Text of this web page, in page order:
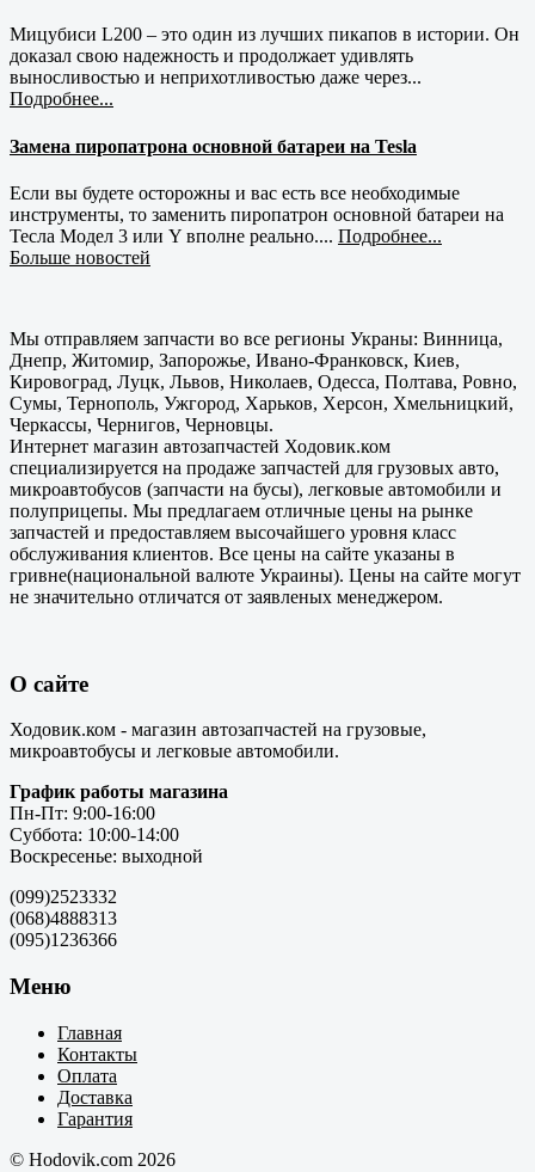
Мицубиси L200 – это один из лучших пикапов в истории. Он
доказал свою надежность и продолжает удивлять
выносливостью и неприхотливостью даже через...
Подробнее...
Замена пиропатрона основной батареи на Tesla
Если вы будете осторожны и вас есть все необходимые
инструменты, то заменить пиропатрон основной батареи на
Тесла Модел 3 или Y вполне реально.... Подробнее...
Больше новостей
Мы отправляем запчасти во все регионы Украны: Винница,
Днепр, Житомир, Запорожье, Ивано-Франковск, Киев,
Кировоград, Луцк, Львов, Николаев, Одесса, Полтава, Ровно,
Сумы, Тернополь, Ужгород, Харьков, Херсон, Хмельницкий,
Черкассы, Чернигов, Черновцы.
Интернет магазин автозапчастей Ходовик.ком
специализируется на продаже запчастей для грузовых авто,
микроавтобусов (запчасти на бусы), легковые автомобили и
полуприцепы. Мы предлагаем отличные цены на рынке
запчастей и предоставляем высочайшего уровня класс
обслуживания клиентов. Все цены на сайте указаны в
гривне(национальной валюте Украины). Цены на сайте могут
не значительно отличатся от заявленых менеджером.
О сайте
Ходовик.ком - магазин автозапчастей на грузовые,
микроавтобусы и легковые автомобили.
График работы магазина
Пн-Пт: 9:00-16:00
Суббота: 10:00-14:00
Воскресенье: выходной
(099)2523332
(068)4888313
(095)1236366
Меню
Главная
Контакты
Оплата
Доставка
Гарантия
© Hodovik.com 2026